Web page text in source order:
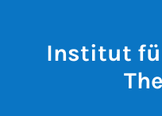
Institut